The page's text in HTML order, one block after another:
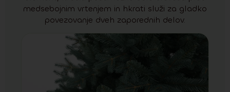
medsebojnim vrtenjem in hkrati služi za gladko
povezovanje dveh zaporednih delov.